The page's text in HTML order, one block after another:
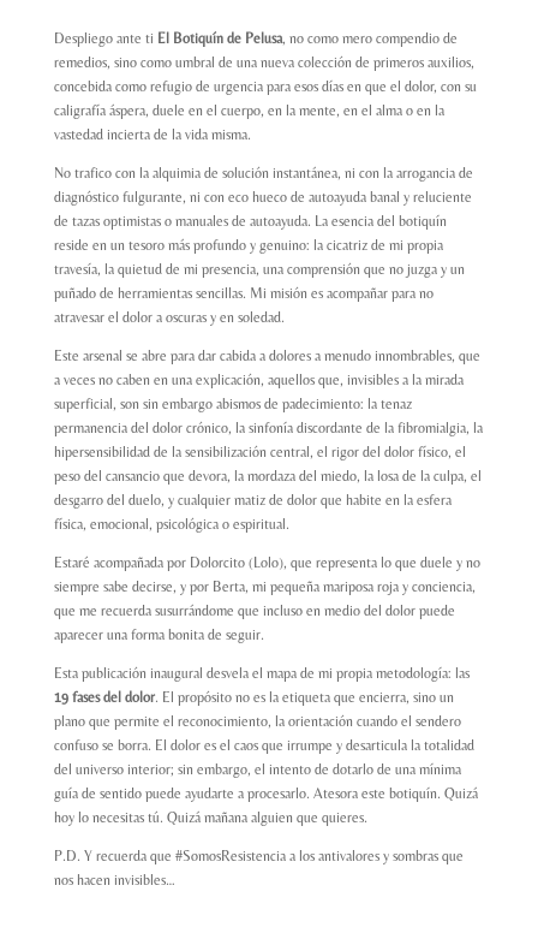
Despliego ante ti El Botiquín de Pelusa, no como mero compendio de
remedios, sino como umbral de una nueva colección de primeros auxilios,
concebida como refugio de urgencia para esos días en que el dolor, con su
caligrafía áspera, duele en el cuerpo, en la mente, en el alma o en la
vastedad incierta de la vida misma.
No trafico con la alquimia de solución instantánea, ni con la arrogancia de
diagnóstico fulgurante, ni con eco hueco de autoayuda banal y reluciente
de tazas optimistas o manuales de autoayuda. La esencia del botiquín
reside en un tesoro más profundo y genuino: la cicatriz de mi propia
travesía, la quietud de mi presencia, una comprensión que no juzga y un
puñado de herramientas sencillas. Mi misión es acompañar para no
atravesar el dolor a oscuras y en soledad.
Este arsenal se abre para dar cabida a dolores a menudo innombrables, que
a veces no caben en una explicación, aquellos que, invisibles a la mirada
superficial, son sin embargo abismos de padecimiento: la tenaz
permanencia del dolor crónico, la sinfonía discordante de la fibromialgia, la
hipersensibilidad de la sensibilización central, el rigor del dolor físico, el
peso del cansancio que devora, la mordaza del miedo, la losa de la culpa, el
desgarro del duelo, y cualquier matiz de dolor que habite en la esfera
física, emocional, psicológica o espiritual.
Estaré acompañada por Dolorcito (Lolo), que representa lo que duele y no
siempre sabe decirse, y por Berta, mi pequeña mariposa roja y conciencia,
que me recuerda susurrándome que incluso en medio del dolor puede
aparecer una forma bonita de seguir.
Esta publicación inaugural desvela el mapa de mi propia metodología: las
19 fases del dolor. El propósito no es la etiqueta que encierra, sino un
plano que permite el reconocimiento, la orientación cuando el sendero
confuso se borra. El dolor es el caos que irrumpe y desarticula la totalidad
del universo interior; sin embargo, el intento de dotarlo de una mínima
guía de sentido puede ayudarte a procesarlo. Atesora este botiquín. Quizá
hoy lo necesitas tú. Quizá mañana alguien que quieres.
P.D. Y recuerda que #SomosResistencia a los antivalores y sombras que
nos hacen invisibles…